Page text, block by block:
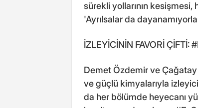
sürekli yollarının kesişmesi,
'Ayrılsalar da
İZLEYİCİNİN FAVORİ ÇİFTİ:
Demet Özdemir ve Çağatay
ve güçlü kimyalarıyla
da her bölümde heyecanı